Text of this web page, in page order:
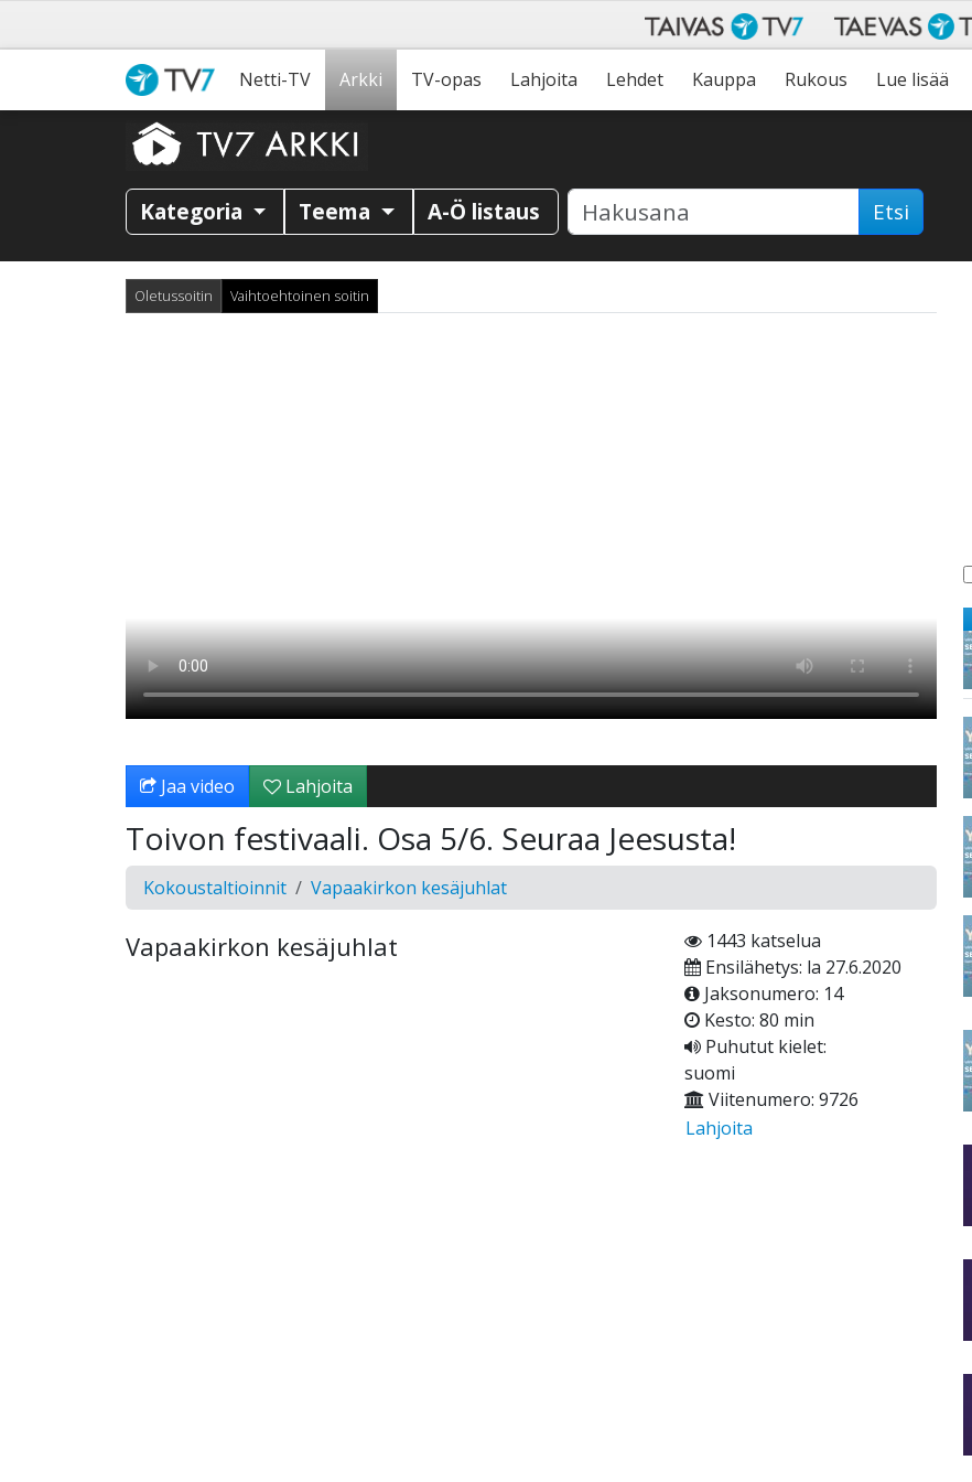
Netti-TV Arkki TV-opas Lahjoita Lehdet Kauppa Rukous Lue lisää
Kategoria Teema A-Ö listaus Etsi
Oletussoitin Vaihtoehtoinen soitin
Jaa video Lahjoita
Toivon festivaali. Osa 5/6. Seuraa Jeesusta!
Kokoustaltioinnit Vapaakirkon kesäjuhlat
Vapaakirkon kesäjuhlat
1443 katselua
Ensilähetys: la 27.6.2020
Jaksonumero: 14
Kesto: 80 min
Puhutut kielet:
suomi
Viitenumero: 9726
Lahjoita